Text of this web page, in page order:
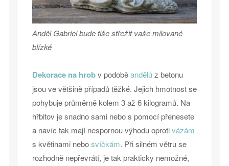
Anděl Gabriel bude tiše střežit vaše milované
blízké
Dekorace na hrobv podoběandělůz betonu
jsou ve většině případů těžké. Jejich hmotnost se
pohybuje průměrně kolem 3 až 6 kilogramů. Na
hřbitov je snadno sami nebo s pomocí přenesete
a navíc tak mají nespornou výhodu oprotivázám
s květinami nebosvíčkám. Při silném větru se
rozhodně nepřevrátí, je tak prakticky nemožné,